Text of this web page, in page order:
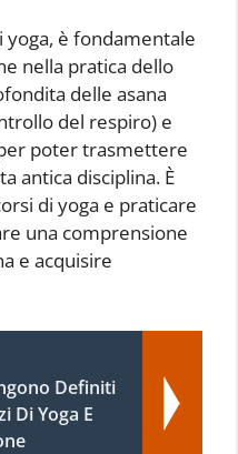
è fondamentale
nella pratica dello
delle asana
del respiro) e
poter trasmettere
antica disciplina. È
di yoga e praticare
una comprensione
e acquisire
Definiti
Di Yoga E